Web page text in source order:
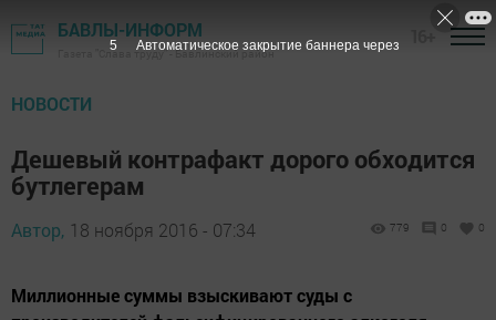
БАВЛЫ-ИНФОРМ
Газета "Слава труду" - Бавлинский район
НОВОСТИ
Дешевый контрафакт дорого обходится
бутлегерам
Автор, 18 ноября 2016 - 07:34 779 0 0
Миллионные суммы взыскивают суды с
3 Автоматическое закрытие баннера через